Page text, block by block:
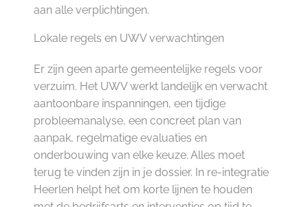
aan alle verplichtingen.
Lokale regels en UWV verwachtingen
Er zijn geen aparte gemeentelijke regels voor
verzuim. Het UWV werkt landelijk en verwacht
aantoonbare inspanningen, een tijdige
probleemanalyse, een concreet plan van
aanpak, regelmatige evaluaties en
onderbouwing van elke keuze. Alles moet
terug te vinden zijn in je dossier. In re-integratie
Heerlen helpt het om korte lijnen te houden